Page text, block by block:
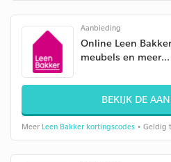
Aanbieding
Online Leen
meubels en meer...
BEKIJK DE
Meer Leen Bakker kortingscodes • Geldig